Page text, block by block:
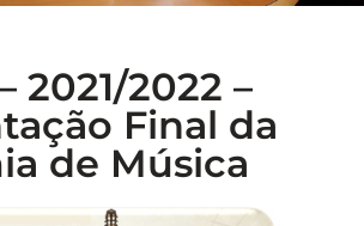
2021/2022 –
Final da
de Música